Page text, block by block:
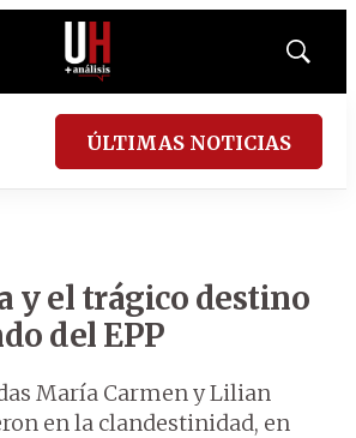
Mostrar
ÚLTIMAS NOTICIAS
y el trágico destino
del EPP
María Carmen y Lilian
en la clandestinidad, en